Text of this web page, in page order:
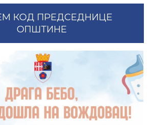
КОД ПРЕДСЕДНИЦЕ
ОПШТИНЕ